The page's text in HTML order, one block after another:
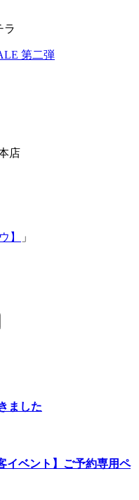
ラ
第二弾
店
】 」
ました
イベント】ご予約専用ペ